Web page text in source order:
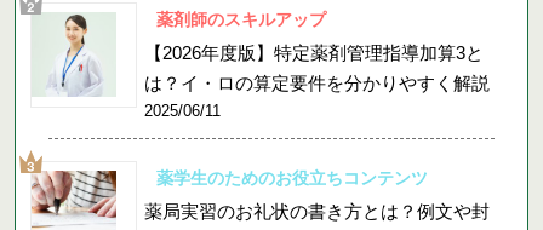
薬剤師のスキルアップ
【2026年度版】特定薬剤管理指導加算3と
は？イ・ロの算定要件を分かりやすく解説
2025/06/11
薬学生のためのお役立ちコンテンツ
薬局実習のお礼状の書き方とは？例文や封